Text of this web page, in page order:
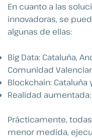
En cuanto a las
innovadoras, se
algunas de ellas:
Big Data: Cataluña,
Comunidad
Blockchain: Cataluña
Realidad
Prácticamente,
menor medida,